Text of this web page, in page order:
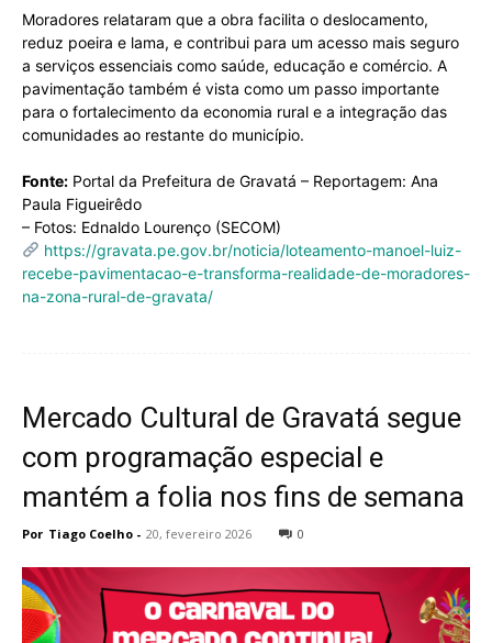
Moradores relataram que a obra facilita o deslocamento,
reduz poeira e lama, e contribui para um acesso mais seguro
a serviços essenciais como saúde, educação e comércio. A
pavimentação também é vista como um passo importante
para o fortalecimento da economia rural e a integração das
comunidades ao restante do município.
Fonte: Portal da Prefeitura de Gravatá – Reportagem: Ana
Paula Figueirêdo
– Fotos: Ednaldo Lourenço (SECOM)
https://gravata.pe.gov.br/noticia/loteamento-manoel-luiz-
recebe-pavimentacao-e-transforma-realidade-de-moradores-
na-zona-rural-de-gravata/
Mercado Cultural de Gravatá segue
com programação especial e
mantém a folia nos fins de semana
Por Tiago Coelho - 20, fevereiro 2026 0